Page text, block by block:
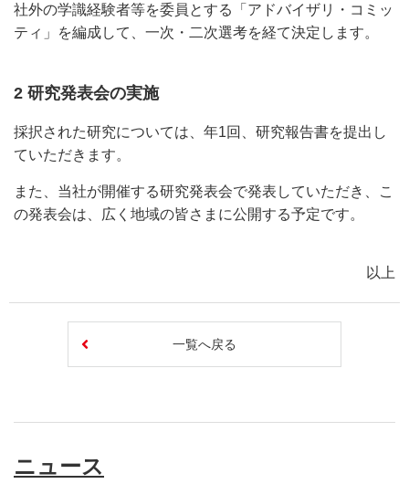
社外の学識経験者等を委員とする「アドバイザリ・コミッ
ティ」を編成して、一次・二次選考を経て決定します。
2 研究発表会の実施
採択された研究については、年1回、研究報告書を提出し
ていただきます。
また、当社が開催する研究発表会で発表していただき、こ
の発表会は、広く地域の皆さまに公開する予定です。
以上
一覧へ戻る
ニュース